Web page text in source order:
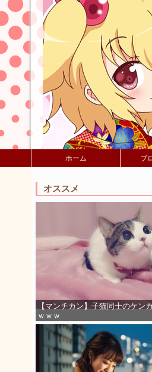
ホーム ブ
オススメ
【マンチカン】子猫同士のケン
ｗｗｗ